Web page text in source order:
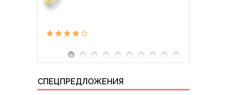
СПЕЦПРЕДЛОЖЕНИЯ